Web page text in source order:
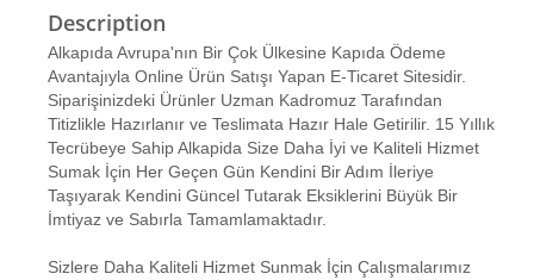
Description
Alkapıda Avrupa'nın Bir Çok Ülkesine Kapıda Ödeme
Avantajıyla Online Ürün Satışı Yapan E-Ticaret Sitesidir.
Siparişinizdeki Ürünler Uzman Kadromuz Tarafından
Titizlikle Hazırlanır ve Teslimata Hazır Hale Getirilir. 15 Yıllık
Tecrübeye Sahip Alkapida Size Daha İyi ve Kaliteli Hizmet
Sumak İçin Her Geçen Gün Kendini Bir Adım İleriye
Taşıyarak Kendini Güncel Tutarak Eksiklerini Büyük Bir
İmtiyaz ve Sabırla Tamamlamaktadır.
Sizlere Daha Kaliteli Hizmet Sunmak İçin Çalışmalarımız